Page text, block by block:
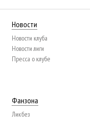
Новости
Новости клуба
Новости лиги
Пресса о клубе
Фанзона
Ликбез